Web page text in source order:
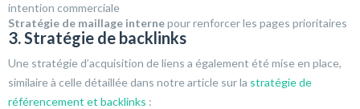
intention commerciale
Stratégie de maillage internepour renforcer les pages prioritaires
3. Stratégie de backlinks
Une stratégie d’acquisition de liens a également été mise en place,
similaire à celle détaillée dans notre article sur la stratégie de
référencement et backlinks :